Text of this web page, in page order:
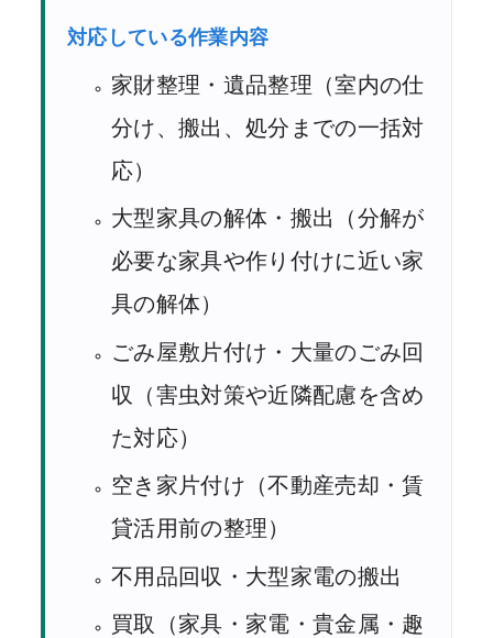
対応している作業内容
家財整理・遺品整理（室内の仕
分け、搬出、処分までの一括対
応）
大型家具の解体・搬出（分解が
必要な家具や作り付けに近い家
具の解体）
ごみ屋敷片付け・大量のごみ回
収（害虫対策や近隣配慮を含め
た対応）
空き家片付け（不動産売却・賃
貸活用前の整理）
不用品回収・大型家電の搬出
買取（家具・家電・貴金属・趣